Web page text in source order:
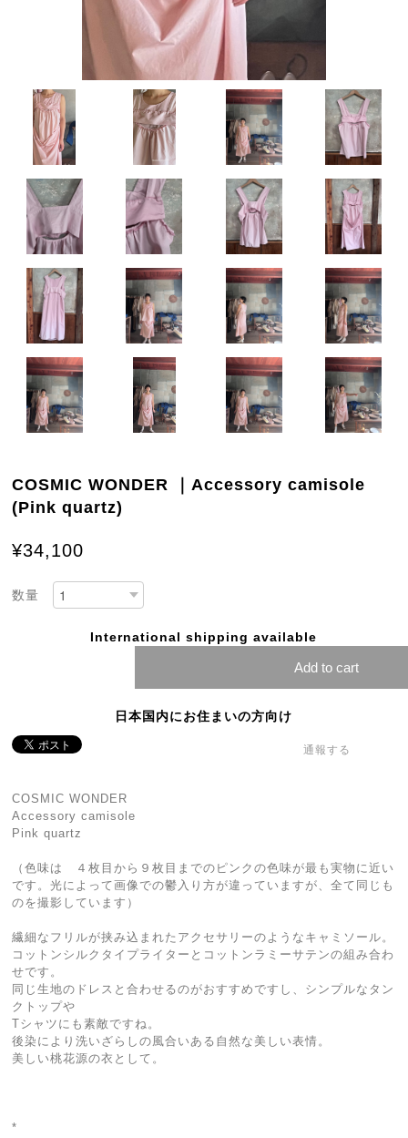
COSMIC WONDER ｜Accessory camisole
(Pink quartz)
¥34,100
数量
International shipping available
Add to cart
日本国内にお住まいの方向け
通報する
COSMIC WONDER
Accessory camisole
Pink quartz
（色味は ４枚目から９枚目までのピンクの色味が最も実物に近い
です。光によって画像での鬱入り方が違っていますが、全て同じも
のを撮影しています）
繊細なフリルが挟み込まれたアクセサリーのようなキャミソール。
コットンシルクタイプライターとコットンラミーサテンの組み合わ
せです。
同じ生地のドレスと合わせるのがおすすめですし、シンプルなタン
クトップや
Tシャツにも素敵ですね。
後染により洗いざらしの風合いある自然な美しい表情。
美しい桃花源の衣として。
*